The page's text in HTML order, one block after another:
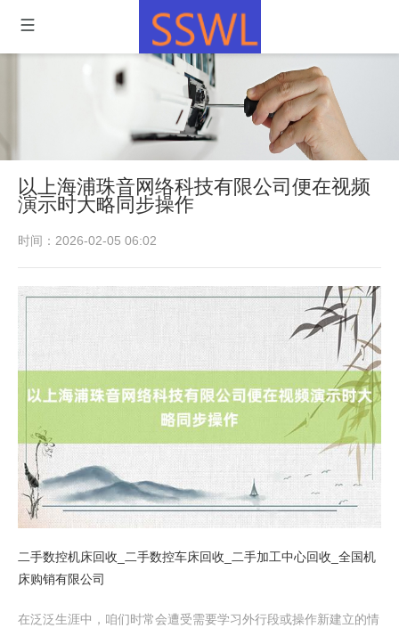
以上海浦珠音网络科技有限公司便在视频
演示时大略同步操作
时间：2026-02-05 06:02
二手数控机床回收_二手数控车床回收_二手加工中心回收_全国机
床购销有限公司
在泛泛生涯中，咱们时常会遭受需要学习外行段或操作新建立的情